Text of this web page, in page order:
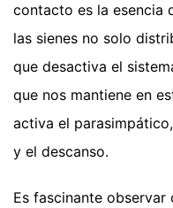
contacto es la esencia
las sienes no solo
que desactiva el
que nos mantiene en
activa el
y el descanso.
Es fascinante